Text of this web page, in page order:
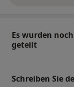
Es wurden
geteilt
Schreiben Sie